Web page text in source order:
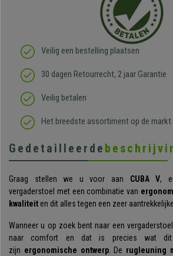
Veilig een bestelling plaatsen
30 dagen Retourrecht, 2 jaar Garantie
Veilig betalen
Het breedste assortiment op de markt
Gedetailleerde
Graag stellen we u voor aan CUBA V,
vergaderstoel met een combinatie van
kwaliteit en dit alles tegen een zeer
Wanneer u op zoek bent naar een
naar comfort en dat is precies wat dit
zijn ergonomische ontwerp. De rugleuning